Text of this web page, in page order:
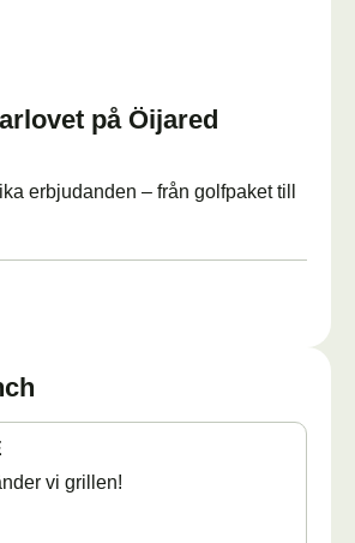
på Öijared
erbjudanden – från golfpaket till
vi grillen!